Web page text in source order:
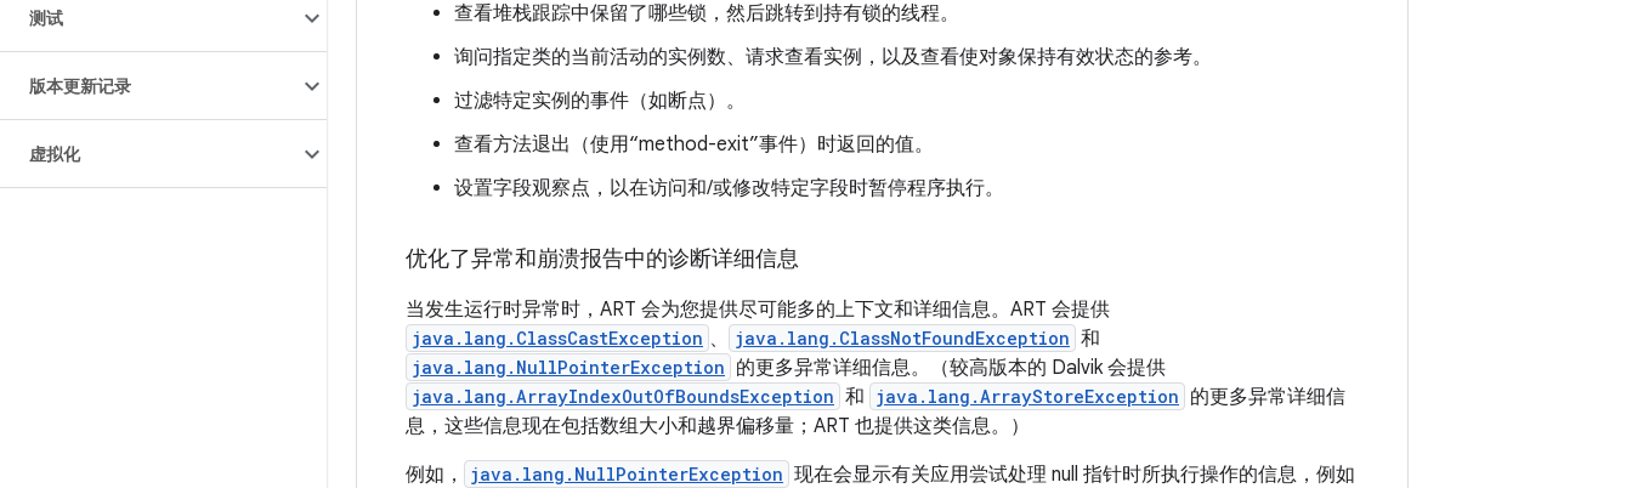
测试
版本更新记录
虚拟化
查看堆栈跟踪中保留了哪些锁，然后跳转到持有锁的线程。
询问指定类的当前活动的实例数、请求查看实例，以及查看使对象保持有效状态的参考。
过滤特定实例的事件（如断点）。
查看方法退出（使用“method-exit”事件）时返回的值。
设置字段观察点，以在访问和/或修改特定字段时暂停程序执行。
优化了异常和崩溃报告中的诊断详细信息
当发生运行时异常时，ART 会为您提供尽可能多的上下文和详细信息。ART 会提供
java.lang.ClassCastException 、 java.lang.ClassNotFoundException 和
java.lang.NullPointerException 的更多异常详细信息。（较高版本的 Dalvik 会提供
java.lang.ArrayIndexOutOfBoundsException 和 java.lang.ArrayStoreException 的更多异常详细信
息，这些信息现在包括数组大小和越界偏移量；ART 也提供这类信息。）
例如，
java.lang.NullPointerException 现在会显示有关应用尝试处理 null 指针时所执行操作的信息，例如